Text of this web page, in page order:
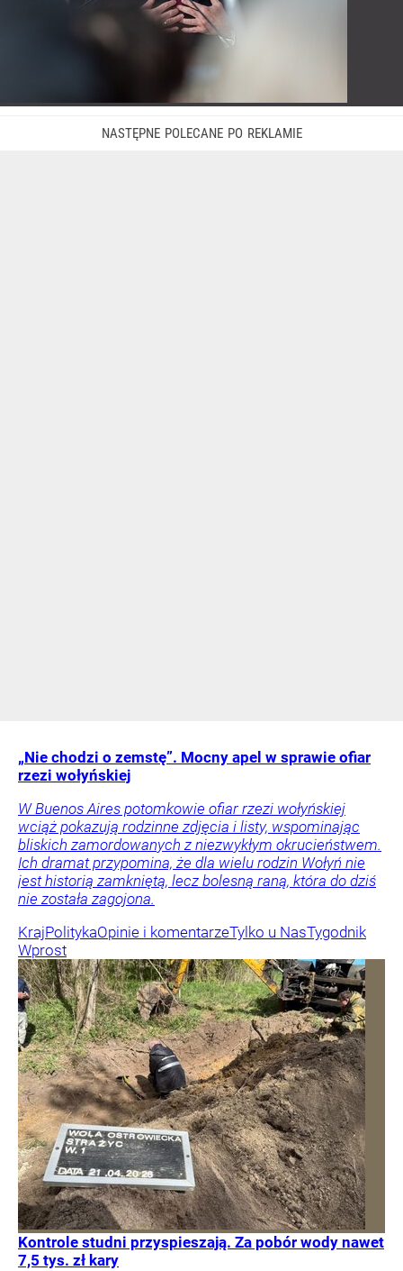
„Nie chodzi o zemstę”. Mocny apel w sprawie ofiar
rzezi wołyńskiej
W Buenos Aires potomkowie ofiar rzezi wołyńskiej
wciąż pokazują rodzinne zdjęcia i listy, wspominając
bliskich zamordowanych z niezwykłym okrucieństwem.
Ich dramat przypomina, że dla wielu rodzin Wołyń nie
jest historią zamkniętą, lecz bolesną raną, która do dziś
nie została zagojona.
KrajPolitykaOpinie i komentarzeTylko u NasTygodnik
Wprost
Kontrole studni przyspieszają. Za pobór wody nawet
7,5 tys. zł kary